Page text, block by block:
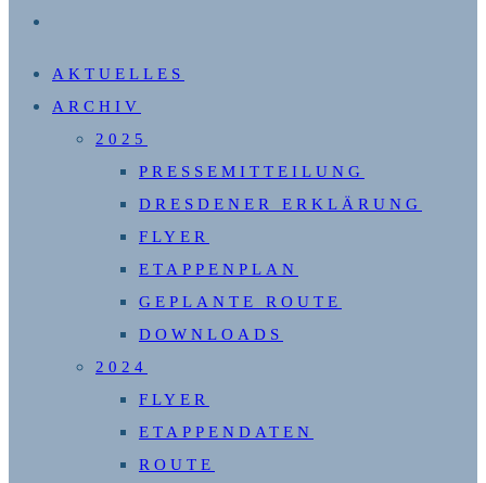
UMSCHALTEN
AKTUELLES
ARCHIV
2025
PRESSEMITTEILUNG
DRESDENER ERKLÄRUNG
FLYER
ETAPPENPLAN
GEPLANTE ROUTE
DOWNLOADS
2024
FLYER
ETAPPENDATEN
ROUTE